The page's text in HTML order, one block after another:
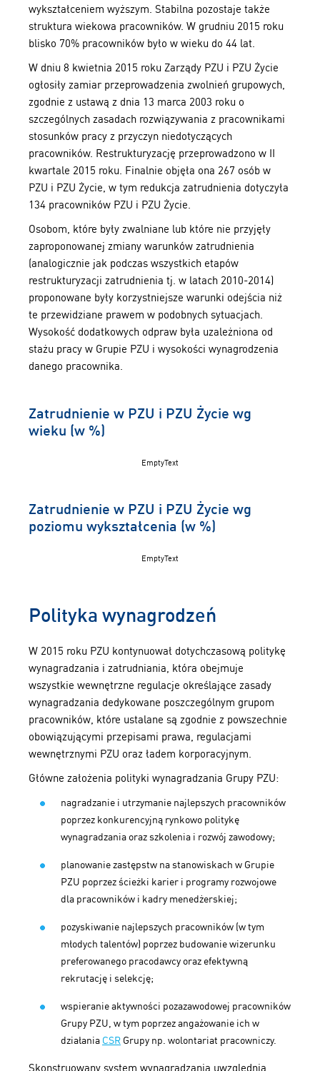
wykształceniem wyższym. Stabilna pozostaje także
struktura wiekowa pracowników. W grudniu 2015 roku
blisko 70% pracowników było w wieku do 44 lat.
W dniu 8 kwietnia 2015 roku Zarządy PZU i PZU Życie
ogłosiły zamiar przeprowadzenia zwolnień grupowych,
zgodnie z ustawą z dnia 13 marca 2003 roku o
szczególnych zasadach rozwiązywania z pracownikami
stosunków pracy z przyczyn niedotyczących
pracowników. Restrukturyzację przeprowadzono w II
kwartale 2015 roku. Finalnie objęła ona 267 osób w
PZU i PZU Życie, w tym redukcja zatrudnienia dotyczyła
134 pracowników PZU i PZU Życie.
Osobom, które były zwalniane lub które nie przyjęły
zaproponowanej zmiany warunków zatrudnienia
(analogicznie jak podczas wszystkich etapów
restrukturyzacji zatrudnienia tj. w latach 2010-2014)
proponowane były korzystniejsze warunki odejścia niż
te przewidziane prawem w podobnych sytuacjach.
Wysokość dodatkowych odpraw była uzależniona od
stażu pracy w Grupie PZU i wysokości wynagrodzenia
danego pracownika.
Zatrudnienie w PZU i PZU Życie wg
wieku (w %)
EmptyText
Zatrudnienie w PZU i PZU Życie wg
poziomu wykształcenia (w %)
EmptyText
Polityka wynagrodzeń
W 2015 roku PZU kontynuował dotychczasową politykę
wynagradzania i zatrudniania, która obejmuje
wszystkie wewnętrzne regulacje określające zasady
wynagradzania dedykowane poszczególnym grupom
pracowników, które ustalane są zgodnie z powszechnie
obowiązującymi przepisami prawa, regulacjami
wewnętrznymi PZU oraz ładem korporacyjnym.
Główne założenia polityki wynagradzania Grupy PZU:
nagradzanie i utrzymanie najlepszych pracowników
poprzez konkurencyjną rynkowo politykę
wynagradzania oraz szkolenia i rozwój zawodowy;
planowanie zastępstw na stanowiskach w Grupie
PZU poprzez ścieżki karier i programy rozwojowe
dla pracowników i kadry menedżerskiej;
pozyskiwanie najlepszych pracowników (w tym
młodych talentów) poprzez budowanie wizerunku
preferowanego pracodawcy oraz efektywną
rekrutację i selekcję;
wspieranie aktywności pozazawodowej pracowników
Grupy PZU, w tym poprzez angażowanie ich w
działania CSR Grupy np. wolontariat pracowniczy.
Skonstruowany system wynagradzania uwzględnia